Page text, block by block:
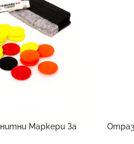
Маркери За